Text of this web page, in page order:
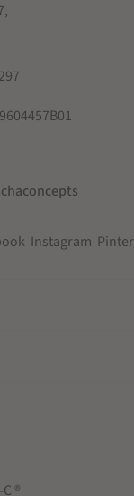
Instagram
®